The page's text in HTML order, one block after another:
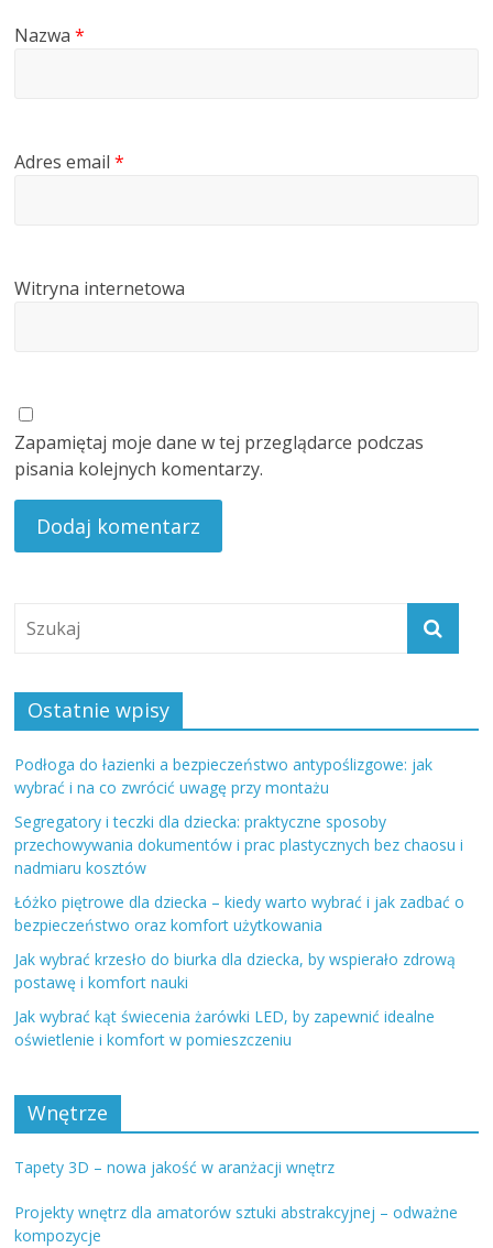
Nazwa*
Adres email*
Witryna internetowa
Zapamiętaj moje dane w tej przeglądarce podczas
pisania kolejnych komentarzy.
Ostatnie wpisy
Podłoga do łazienki a bezpieczeństwo antypoślizgowe: jak
wybrać i na co zwrócić uwagę przy montażu
Segregatory i teczki dla dziecka: praktyczne sposoby
przechowywania dokumentów i prac plastycznych bez chaosu i
nadmiaru kosztów
Łóżko piętrowe dla dziecka – kiedy warto wybrać i jak zadbać o
bezpieczeństwo oraz komfort użytkowania
Jak wybrać krzesło do biurka dla dziecka, by wspierało zdrową
postawę i komfort nauki
Jak wybrać kąt świecenia żarówki LED, by zapewnić idealne
oświetlenie i komfort w pomieszczeniu
Wnętrze
Tapety 3D – nowa jakość w aranżacji wnętrz
Projekty wnętrz dla amatorów sztuki abstrakcyjnej – odważne
kompozycje